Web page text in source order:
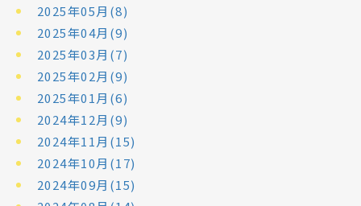
2025年05月(8)
2025年04月(9)
2025年03月(7)
2025年02月(9)
2025年01月(6)
2024年12月(9)
2024年11月(15)
2024年10月(17)
2024年09月(15)